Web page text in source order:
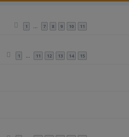
1 … 7 8 9 10 11
1 … 11 12 13 14 15